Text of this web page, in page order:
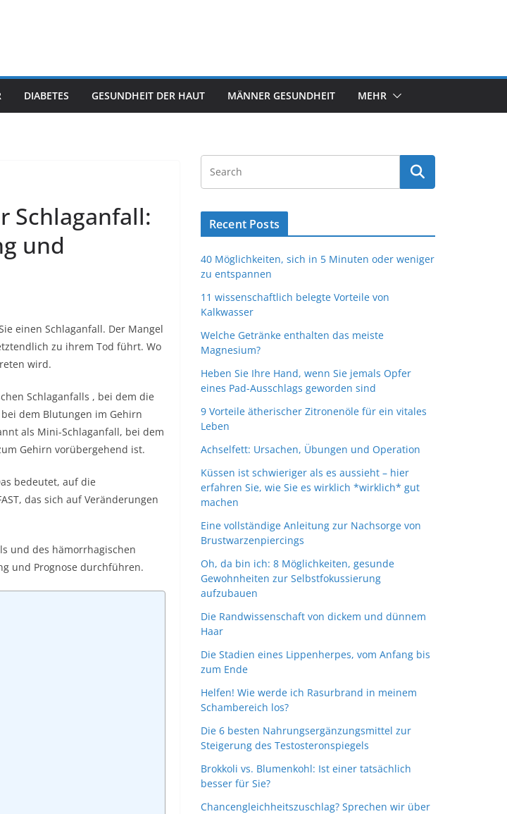
DIABETES GESUNDHEIT DER HAUT MÄNNER GESUNDHEIT MEHR
Schlaganfall:
und
einen Schlaganfall. Der Mangel
zu ihrem Tod führt. Wo
wird.
Schlaganfalls , bei dem die
dem Blutungen im Gehirn
als Mini-Schlaganfall, bei dem
Gehirn vorübergehend ist.
bedeutet, auf die
das sich auf Veränderungen
und des hämorrhagischen
und Prognose durchführen.
Recent Posts
40 Möglichkeiten, sich in 5 Minuten oder weniger
zu entspannen
11 wissenschaftlich belegte Vorteile von
Kalkwasser
Welche Getränke enthalten das meiste
Magnesium?
Heben Sie Ihre Hand, wenn Sie jemals Opfer
eines Pad-Ausschlags geworden sind
9 Vorteile ätherischer Zitronenöle für ein vitales
Leben
Achselfett: Ursachen, Übungen und Operation
Küssen ist schwieriger als es aussieht – hier
erfahren Sie, wie Sie es wirklich *wirklich* gut
machen
Eine vollständige Anleitung zur Nachsorge von
Brustwarzenpiercings
Oh, da bin ich: 8 Möglichkeiten, gesunde
Gewohnheiten zur Selbstfokussierung
aufzubauen
Die Randwissenschaft von dickem und dünnem
Haar
Die Stadien eines Lippenherpes, vom Anfang bis
zum Ende
Helfen! Wie werde ich Rasurbrand in meinem
Schambereich los?
Die 6 besten Nahrungsergänzungsmittel zur
Steigerung des Testosteronspiegels
Brokkoli vs. Blumenkohl: Ist einer tatsächlich
besser für Sie?
Chancengleichheitszuschlag? Sprechen wir über